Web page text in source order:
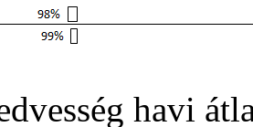
havi